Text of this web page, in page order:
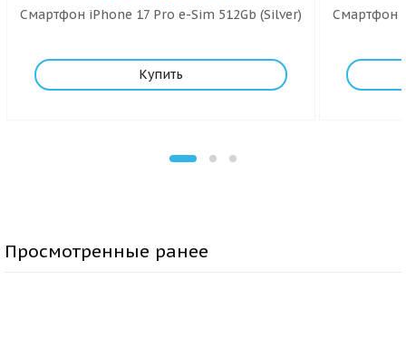
Смартфон iPhone 17 Pro e-Sim 512Gb (Silver)
Купить
Смартфон
Просмотренные ранее